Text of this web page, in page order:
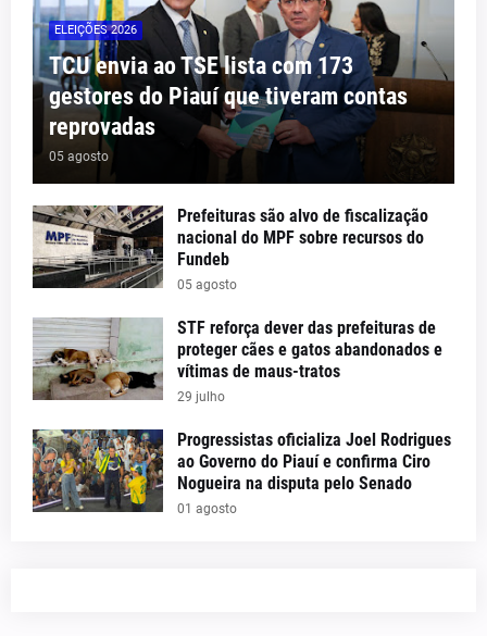
ELEIÇÕES 2026
TCU envia ao TSE lista com 173
gestores do Piauí que tiveram contas
reprovadas
05 agosto
Prefeituras são alvo de fiscalização
nacional do MPF sobre recursos do
Fundeb
05 agosto
STF reforça dever das prefeituras de
proteger cães e gatos abandonados e
vítimas de maus-tratos
29 julho
Progressistas oficializa Joel Rodrigues
ao Governo do Piauí e confirma Ciro
Nogueira na disputa pelo Senado
01 agosto